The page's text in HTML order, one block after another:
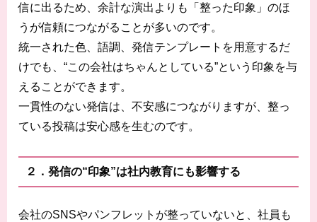
信に出るため、余計な演出よりも「整った印象」のほ
うが信頼につながることが多いのです。
統一された色、語調、発信テンプレートを用意するだ
けでも、“この会社はちゃんとしている”という印象を与
えることができます。
一貫性のない発信は、不安感につながりますが、整っ
ている投稿は安心感を生むのです。
２．発信の“印象”は社内教育にも影響する
会社のSNSやパンフレットが整っていないと、社員も